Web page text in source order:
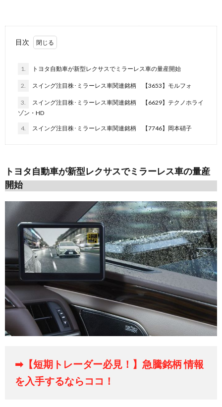
目次
1. トヨタ自動車が新型レクサスでミラーレス車の量産開始
2. スイング注目株･ミラーレス車関連銘柄 【3653】モルフォ
3.
スイング注目株･ミラーレス車関連銘柄 【6629】テクノホライ
ゾン・HD
4. スイング注目株･ミラーレス車関連銘柄 【7746】岡本硝子
トヨタ自動車が新型レクサスでミラーレス車の量産
開始
➡【短期トレーダー必見！】急騰銘柄 情報
を入手するならココ！